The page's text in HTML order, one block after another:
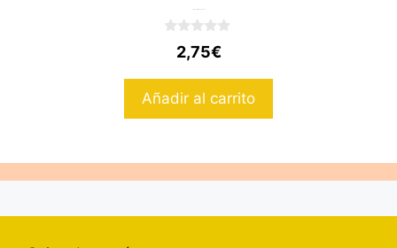
5
2,75€
Añadir al carrito